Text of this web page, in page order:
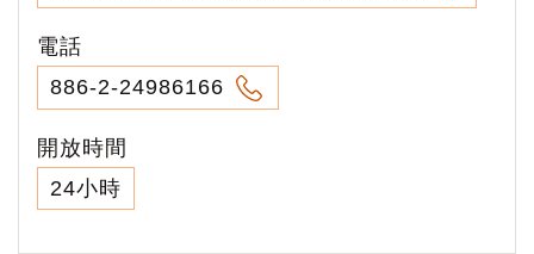
電話
886-2-24986166
開放時間
24小時